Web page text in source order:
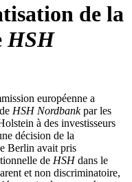
de la
HSH
européenne a
HSH Nordbankpar les
à des investisseurs
décision de la
Berlin avait pris
de HSHdans le
et non discriminatoire,